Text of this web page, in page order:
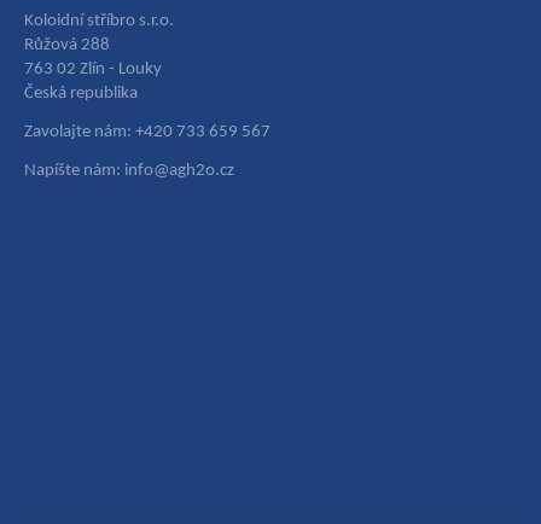
Koloidní stříbro s.r.o.
Růžová 288
763 02 Zlín - Louky
Česká republika
Zavolajte nám: +420 733 659 567
Napíšte nám: info@agh2o.cz